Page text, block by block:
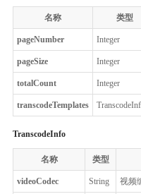
名称 类型
pageNumber Integer
pageSize Integer
totalCount Integer
transcodeTemplates
TranscodeInfo
名称 类型
videoCodec String 视频